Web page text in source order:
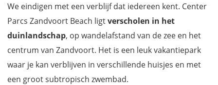
We eindigen met een verblijf dat iedereen kent. Center
Parcs Zandvoort Beach ligtverscholen in het
duinlandschap, op wandelafstand van de zee en het
centrum van Zandvoort. Het is een leuk vakantiepark
waar je kan verblijven in verschillende huisjes en met
een groot subtropisch zwembad.